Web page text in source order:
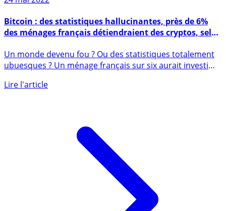
24 mai 2022
des ménages français détiendraient des cryptos, selon
une étude de la BCE
ubuesques ? Un ménage français sur six aurait investi